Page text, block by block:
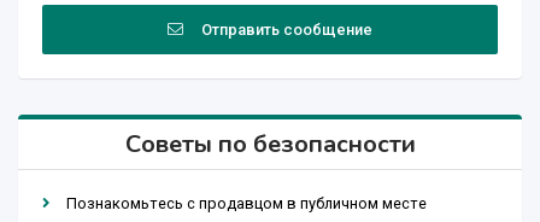
Отправить сообщение
Советы по безопасности
Познакомьтесь с продавцом в публичном месте